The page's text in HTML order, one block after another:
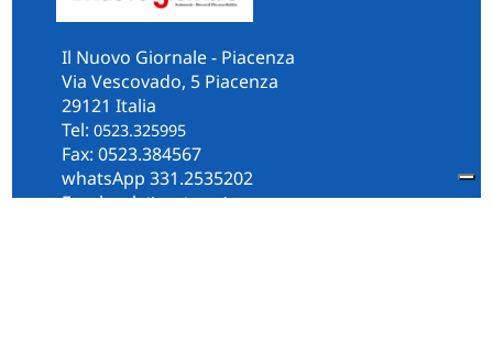
Il Nuovo Giornale - Piacenza
Via Vescovado, 5 Piacenza
29121 Italia
Tel: 0523.325995
Fax: 0523.384567
whatsApp 331.2535202
Facebookil.n.giornale